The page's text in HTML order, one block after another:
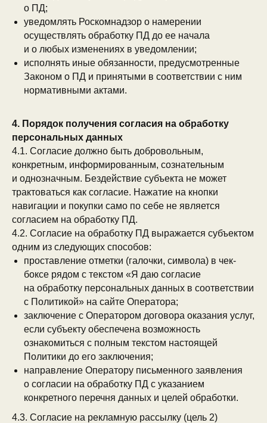
о ПД;
уведомлять Роскомнадзор о намерении
осуществлять обработку ПД до ее начала
и о любых изменениях в уведомлении;
исполнять иные обязанности, предусмотренные
Законом о ПД и принятыми в соответствии с ним
нормативными актами.
4. Порядок получения согласия на обработку
персональных данных
4.1. Согласие должно быть добровольным,
конкретным, информированным, сознательным
и однозначным. Бездействие субъекта не может
трактоваться как согласие. Нажатие на кнопки
навигации и покупки само по себе не является
согласием на обработку ПД.
4.2. Согласие на обработку ПД выражается субъектом
одним из следующих способов:
проставление отметки (галочки, символа) в чек-
боксе рядом с текстом «Я даю согласие
на обработку персональных данных в соответствии
с Политикой» на сайте Оператора;
заключение с Оператором договора оказания услуг,
если субъекту обеспечена возможность
ознакомиться с полным текстом настоящей
Политики до его заключения;
направление Оператору письменного заявления
о согласии на обработку ПД с указанием
конкретного перечня данных и целей обработки.
4.3. Согласие на рекламную рассылку (цель 2)